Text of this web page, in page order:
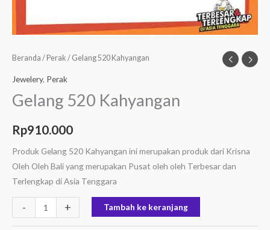
Beranda / Perak / Gelang 520 Kahyangan
Jewelery, Perak
Gelang 520 Kahyangan
Rp910.000
Produk Gelang 520 Kahyangan ini merupakan produk dari Krisna
Oleh Oleh Bali yang merupakan Pusat oleh oleh Terbesar dan
Terlengkap di Asia Tenggara
- + Tambah ke keranjang